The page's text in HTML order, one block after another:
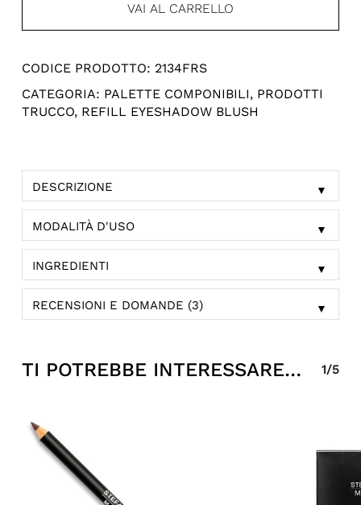
VAI AL CARRELLO
CODICE PRODOTTO: 2134FRS
CATEGORIA: PALETTE COMPONIBILI, PRODOTTI
TRUCCO, REFILL EYESHADOW BLUSH
DESCRIZIONE ▼
MODALITÀ D'USO ▼
INGREDIENTI ▼
RECENSIONI E DOMANDE (3) ▼
TI POTREBBE INTERESSARE… 1/5